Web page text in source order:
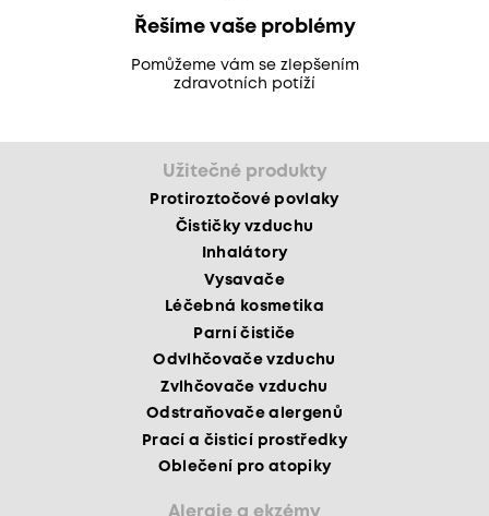
Řešíme vaše problémy
Pomůžeme vám se zlepšením
zdravotních potíží
Užitečné produkty
Protiroztočové povlaky
Čističky vzduchu
Inhalátory
Vysavače
Léčebná kosmetika
Parní čističe
Odvlhčovače vzduchu
Zvlhčovače vzduchu
Odstraňovače alergenů
Prací a čisticí prostředky
Oblečení pro atopiky
Alergie a ekzémy